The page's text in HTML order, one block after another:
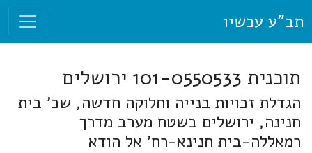
תב"ע עכשיו
תוכנית 101-0550533 ירושלים
הגדלת זכויות בנייה וחלוקה חדשה, שכ' בית
חנינה, ירושלים בשטח מערב מדרך
רמאללה-בית חנינא-רח' אל הודא